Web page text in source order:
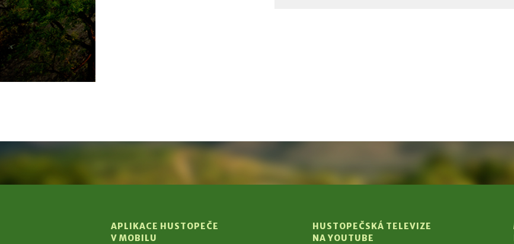
APLIKACE HUSTOPEČE
V MOBILU
HUSTOPEČSKÁ TELEVIZE
NA YOUTUBE